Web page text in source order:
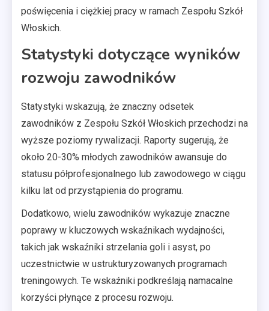
poświęcenia i ciężkiej pracy w ramach Zespołu Szkół
Włoskich.
Statystyki dotyczące wyników
rozwoju zawodników
Statystyki wskazują, że znaczny odsetek
zawodników z Zespołu Szkół Włoskich przechodzi na
wyższe poziomy rywalizacji. Raporty sugerują, że
około 20-30% młodych zawodników awansuje do
statusu półprofesjonalnego lub zawodowego w ciągu
kilku lat od przystąpienia do programu.
Dodatkowo, wielu zawodników wykazuje znaczne
poprawy w kluczowych wskaźnikach wydajności,
takich jak wskaźniki strzelania goli i asyst, po
uczestnictwie w ustrukturyzowanych programach
treningowych. Te wskaźniki podkreślają namacalne
korzyści płynące z procesu rozwoju.